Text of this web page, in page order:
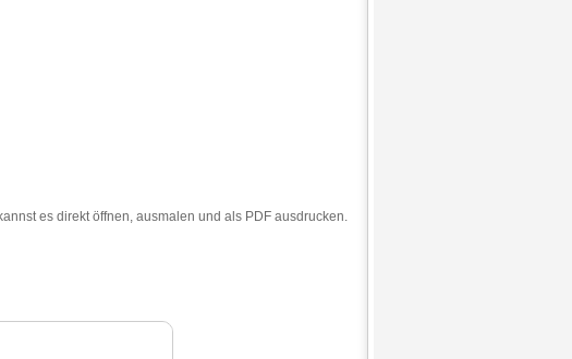
es direkt öffnen, ausmalen und als PDF ausdrucken.